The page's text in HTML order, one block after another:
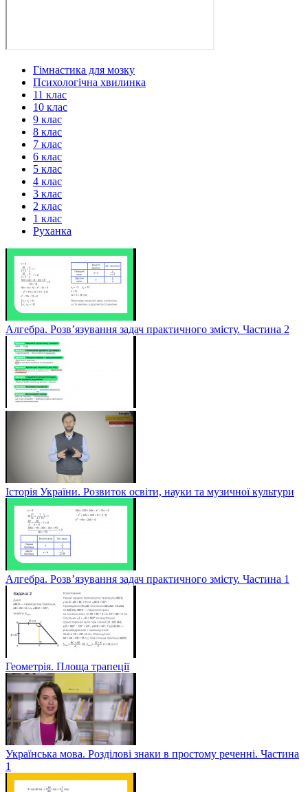
Гімнастика для мозку
Психологічна хвилинка
11 клас
10 клас
9 клас
8 клас
7 клас
6 клас
5 клас
4 клас
3 клас
2 клас
1 клас
Руханка
Алгебра. Розв’язування задач практичного змісту. Частина 2
Історія України. Розвиток освіти, науки та музичної культури
Алгебра. Розв’язування задач практичного змісту. Частина 1
Геометрія. Площа трапеції
Українська мова. Розділові знаки в простому реченні. Частина
1